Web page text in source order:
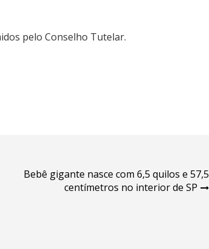
pelo Conselho Tutelar.
Bebê gigante nasce com 6,5 quilos e 57,5
centímetros no interior de SP